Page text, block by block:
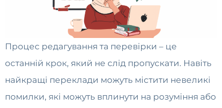
Процес редагування та перевірки – це
останній крок, який не слід пропускати. Навіть
найкращі переклади можуть містити невеликі
помилки, які можуть вплинути на розуміння або